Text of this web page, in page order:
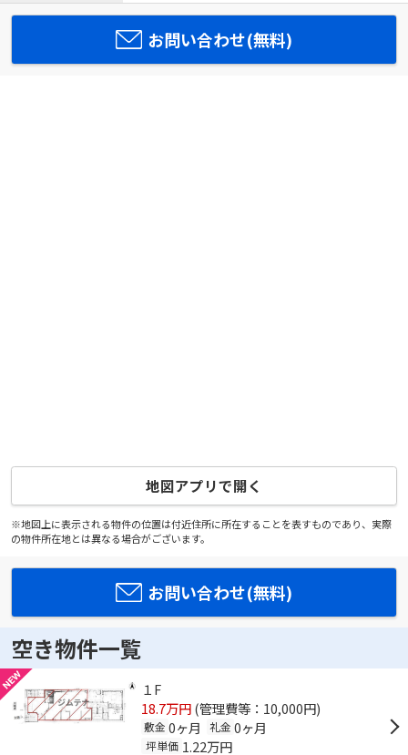
お問い合わせ(無料)
地図アプリで開く
※地図上に表示される物件の位置は付近住所に所在することを表すものであり、実際
の物件所在地とは異なる場合がございます。
お問い合わせ(無料)
空き物件一覧
１F
18.7万円(管理費等：10,000円)
敷金 0ヶ月 礼金 0ヶ月
坪単価 1.22万円